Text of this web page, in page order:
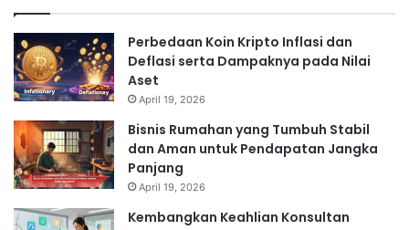
Perbedaan Koin Kripto Inflasi dan
Deflasi serta Dampaknya pada Nilai
Aset
April 19, 2026
Bisnis Rumahan yang Tumbuh Stabil
dan Aman untuk Pendapatan Jangka
Panjang
April 19, 2026
Kembangkan Keahlian Konsultan